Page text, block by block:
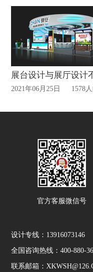
2021年06月25日 1578
官方客服微信号
设计专线：13916073146
全国咨询热线：400-880-
联系邮箱：